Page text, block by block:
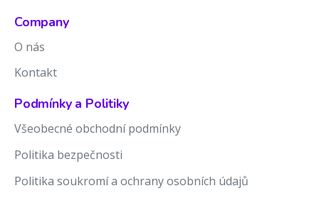
Company
O nás
Kontakt
Podmínky a Politiky
Všeobecné obchodní podmínky
Politika bezpečnosti
Politika soukromí a ochrany osobních údajů